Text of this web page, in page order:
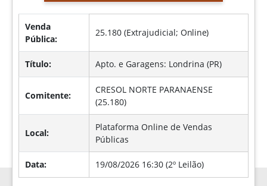
Venda
Pública:
25.180 (Extrajudicial; Online)
Título: Apto. e Garagens: Londrina (PR)
Comitente:
CRESOL NORTE PARANAENSE
(25.180)
Local:
Plataforma Online de Vendas
Públicas
Data: 19/08/2026 16:30 (2º Leilão)